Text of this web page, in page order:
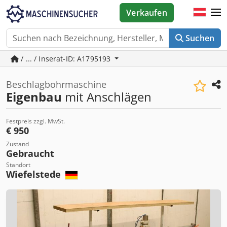
Suchen
Verkaufen
/ ... / Inserat-ID: A1795193
Beschlagbohrmaschine
Eigenbau mit Anschlägen
Festpreis zzgl. MwSt.
€ 950
Zustand
Gebraucht
Standort
Wiefelstede